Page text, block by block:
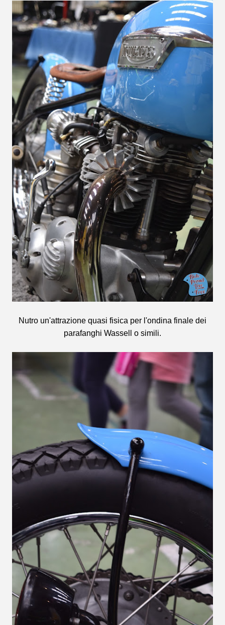
Nutro un'attrazione quasi fisica per l'ondina finale dei
parafanghi Wassell o simili.